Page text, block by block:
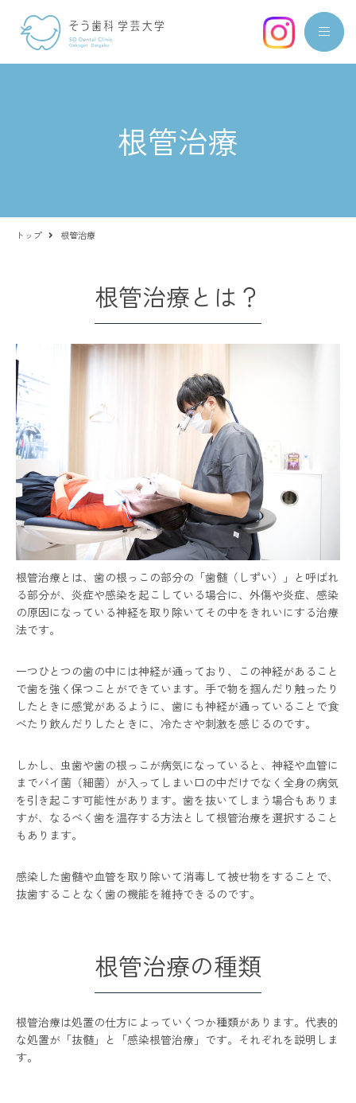
根管治療
トップ 根管治療
根管治療とは？
根管治療とは、歯の根っこの部分の「歯髄（しずい）」と呼ばれ
る部分が、炎症や感染を起こしている場合に、外傷や炎症、感染
の原因になっている神経を取り除いてその中をきれいにする治療
法です。
一つひとつの歯の中には神経が通っており、この神経があること
で歯を強く保つことができています。手で物を掴んだり触ったり
したときに感覚があるように、歯にも神経が通っていることで食
べたり飲んだりしたときに、冷たさや刺激を感じるのです。
しかし、虫歯や歯の根っこが病気になっていると、神経や血管に
までバイ菌（細菌）が入ってしまい口の中だけでなく全身の病気
を引き起こす可能性があります。歯を抜いてしまう場合もありま
すが、なるべく歯を温存する方法として根管治療を選択すること
もあります。
感染した歯髄や血管を取り除いて消毒して被せ物をすることで、
抜歯することなく歯の機能を維持できるのです。
根管治療の種類
根管治療は処置の仕方によっていくつか種類があります。代表的
な処置が「抜髄」と「感染根管治療」です。それぞれを説明しま
す。